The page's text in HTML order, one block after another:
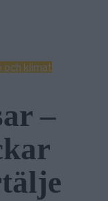
och klimat
–